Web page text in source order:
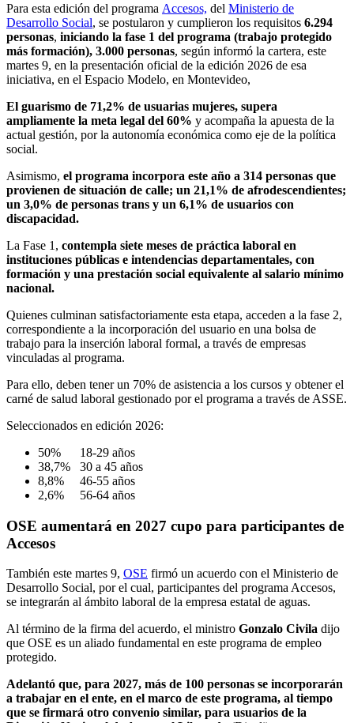
Para esta edición del programa Accesos, del Ministerio de
Desarrollo Social, se postularon y cumplieron los requisitos 6.294
personas, iniciando la fase 1 del programa (trabajo protegido
más formación), 3.000 personas, según informó la cartera, este
martes 9, en la presentación oficial de la edición 2026 de esa
iniciativa, en el Espacio Modelo, en Montevideo,
El guarismo de 71,2% de usuarias mujeres, supera
ampliamente la meta legal del 60% y acompaña la apuesta de la
actual gestión, por la autonomía económica como eje de la política
social.
Asimismo, el programa incorpora este año a 314 personas que
provienen de situación de calle; un 21,1% de afrodescendientes;
un 3,0% de personas trans y un 6,1% de usuarios con
discapacidad.
La Fase 1, contempla siete meses de práctica laboral en
instituciones públicas e intendencias departamentales, con
formación y una prestación social equivalente al salario mínimo
nacional.
Quienes culminan satisfactoriamente esta etapa, acceden a la fase 2,
correspondiente a la incorporación del usuario en una bolsa de
trabajo para la inserción laboral formal, a través de empresas
vinculadas al programa.
Para ello, deben tener un 70% de asistencia a los cursos y obtener el
carné de salud laboral gestionado por el programa a través de ASSE.
Seleccionados en edición 2026:
50% 18-29 años
38,7% 30 a 45 años
8,8% 46-55 años
2,6% 56-64 años
OSE aumentará en 2027 cupo para participantes de
Accesos
También este martes 9, OSE firmó un acuerdo con el Ministerio de
Desarrollo Social, por el cual, participantes del programa Accesos,
se integrarán al ámbito laboral de la empresa estatal de aguas.
Al término de la firma del acuerdo, el ministro Gonzalo Civila dijo
que OSE es un aliado fundamental en este programa de empleo
protegido.
Adelantó que, para 2027, más de 100 personas se incorporarán
a trabajar en el ente, en el marco de este programa, al tiempo
que se firmará otro convenio similar, para usuarios de la